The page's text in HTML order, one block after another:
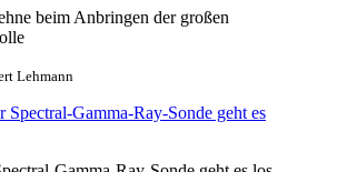
beim Anbringen der großen
Lehmann